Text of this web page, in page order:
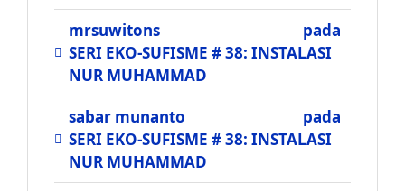
mrsuwitons
pada
SERI EKO-SUFISME # 38: INSTALASI
NUR MUHAMMAD
sabar munanto
pada
SERI EKO-SUFISME # 38: INSTALASI
NUR MUHAMMAD